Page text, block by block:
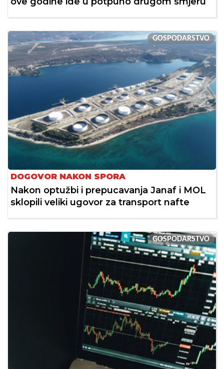
GOSPODARSTVO
DOGOVOR NAKON SPORA
Nakon optužbi i prepucavanja Janaf i MOL
sklopili veliki ugovor za transport nafte
GOSPODARSTVO